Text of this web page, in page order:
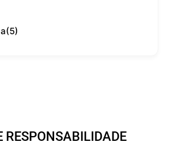
(5)
RESPONSABILIDADE